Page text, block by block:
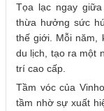
Tọa lạc ngay
thừa hưởng sức
thế giới. Mỗi năm,
du lịch, tạo ra một
trí cao cấp.
Tầm vóc của
tầm nhờ sự xuất